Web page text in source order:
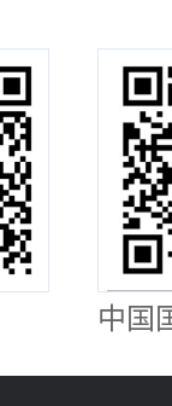
中国